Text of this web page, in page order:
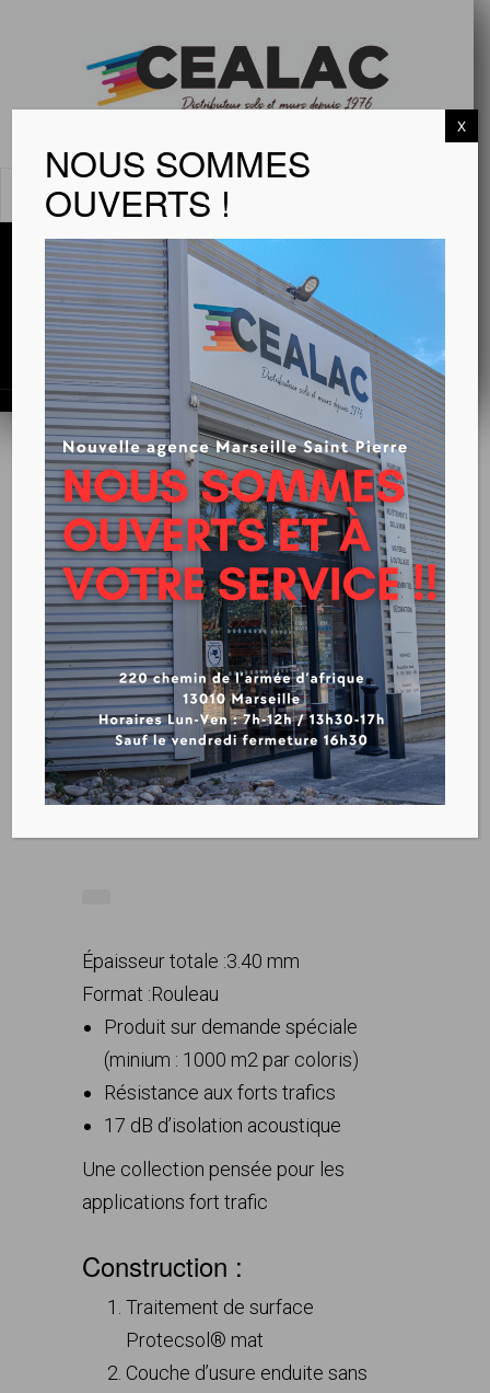
MENU
GERFLOR – TARALAY
MILLENIUM ACOUSTIC 43
Voir la fiche technique
Épaisseur totale :3.40 mm
Format :Rouleau
Produit sur demande spéciale
(minium : 1000 m2 par coloris)
Résistance aux forts trafics
17 dB d’isolation acoustique
Une collection pensée pour les
applications fort trafic
Construction :
Traitement de surface
Protecsol® mat
Couche d’usure enduite sans
NOUS SOMMES
OUVERTS !
X